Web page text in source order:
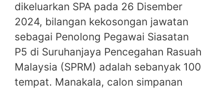
dikeluarkan SPA pada 26 Disember
2024, bilangan kekosongan jawatan
sebagai Penolong Pegawai Siasatan
P5 di Suruhanjaya Pencegahan Rasuah
Malaysia (SPRM) adalah sebanyak 100
tempat. Manakala, calon simpanan